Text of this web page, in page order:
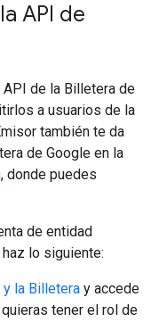
API de
de la Billetera de
a usuarios de la
también te da
de Google en la
, donde puedes
de entidad
lo siguiente:
la Billetera y accede
tener el rol de